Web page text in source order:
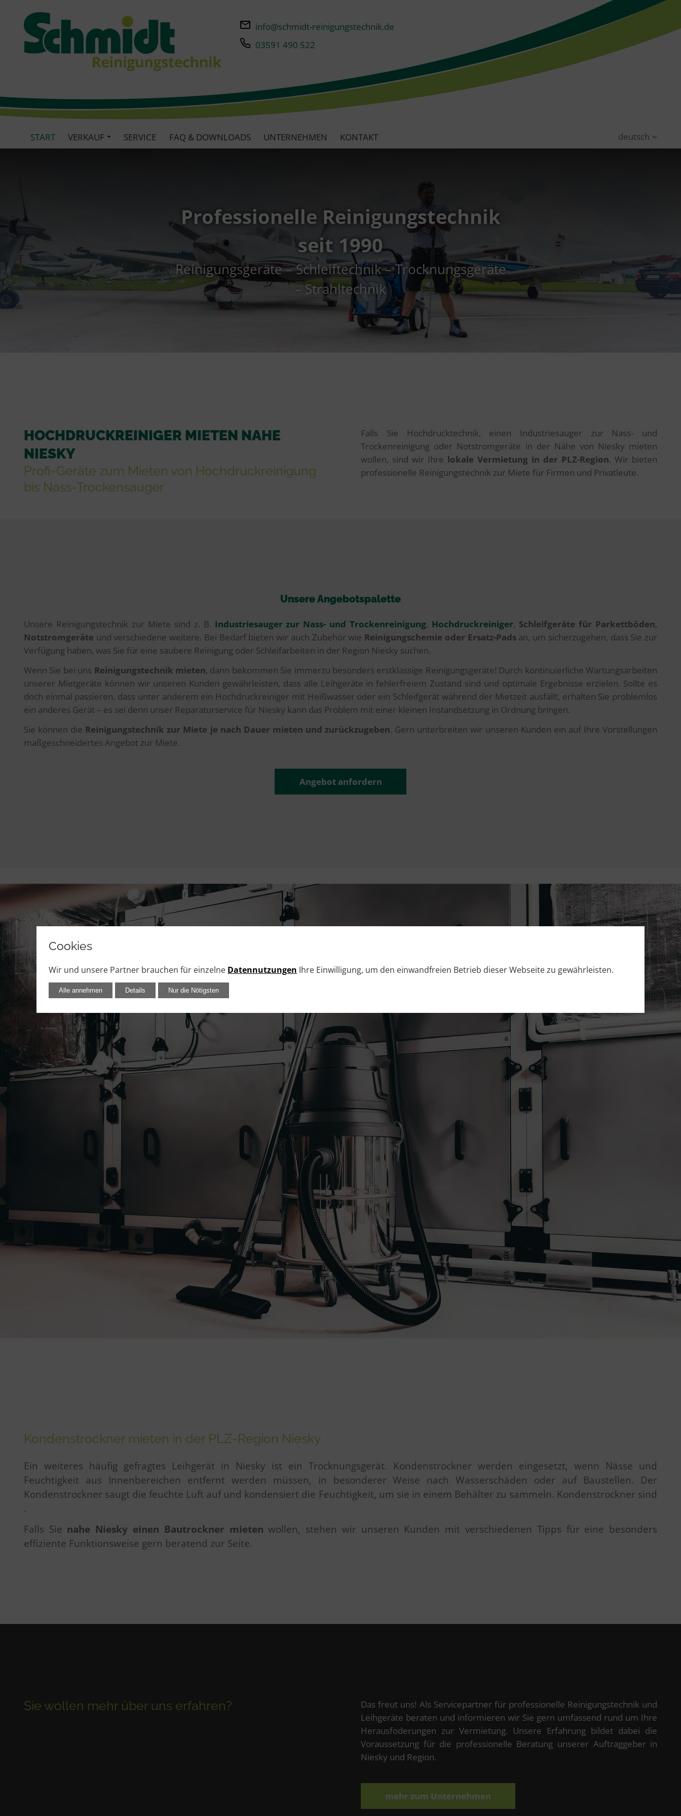
info@schmidt-reinigungstechnik.de
03591 490 522
START VERKAUF SERVICE FAQ & DOWNLOADS UNTERNEHMEN KONTAKT deutsch
Professionelle Reinigungstechnik
seit 1990
Reinigungsgeräte – Schleiftechnik – Trocknungsgeräte
– Strahltechnik
HOCHDRUCKREINIGER MIETEN NAHE
NIESKY
Profi-Geräte zum Mieten von Hochdruckreinigung
bis Nass-Trockensauger
Falls Sie Hochdrucktechnik, einen Industriesauger zur Nass- und
Trockenreinigung oder Notstromgeräte in der Nähe von Niesky mieten
wollen, sind wir Ihre lokale Vermietung in der PLZ-Region. Wir bieten
professionelle Reinigungstechnik zur Miete für Firmen und Privatleute.
Unsere Angebotspalette
Unsere Reinigungstechnik zur Miete sind z. B. Industriesauger zur Nass- und Trockenreinigung, Hochdruckreiniger, Schleifgeräte für Parkettböden,
Notstromgeräte und verschiedene weitere. Bei Bedarf bieten wir auch Zubehör wie Reinigungschemie oder Ersatz-Padsan, um sicherzugehen, dass Sie zur
Verfügung haben, was Sie für eine saubere Reinigung oder Schleifarbeiten in der Region Niesky suchen.
Wenn Sie bei uns Reinigungstechnik mieten, dann bekommen Sie immerzu besonders erstklassige Reinigungsgeräte! Durch kontinuierliche Wartungsarbeiten
unserer Mietgeräte können wir unseren Kunden gewährleisten, dass alle Leihgeräte in fehlerfreiem Zustand sind und optimale Ergebnisse erzielen. Sollte es
doch einmal passieren, dass unter anderem ein Hochdruckreiniger mit Heißwasser oder ein Schleifgerät während der Mietzeit ausfällt, erhalten Sie problemlos
ein anderes Gerät – es sei denn unser Reparaturservice für Niesky kann das Problem mit einer kleinen Instandsetzung in Ordnung bringen.
Sie können die Reinigungstechnik zur Miete je nach Dauer mieten und zurückzugeben. Gern unterbreiten wir unseren Kunden ein auf Ihre Vorstellungen
maßgeschneidertes Angebot zur Miete.
Angebot anfordern
Kondenstrockner mieten in der PLZ-Region Niesky
Ein weiteres häufig gefragtes Leihgerät in Niesky ist ein Trocknungsgerät. Kondenstrockner werden eingesetzt, wenn Nässe und
Feuchtigkeit aus Innenbereichen entfernt werden müssen, in besonderer Weise nach Wasserschäden oder auf Baustellen. Der
Kondenstrockner saugt die feuchte Luft auf und kondensiert die Feuchtigkeit, um sie in einem Behälter zu sammeln. Kondenstrockner sind
.
Falls Sie nahe Niesky einen Bautrockner mietenwollen, stehen wir unseren Kunden mit verschiedenen Tipps für eine besonders
effiziente Funktionsweise gern beratend zur Seite.
Sie wollen mehr über uns erfahren?
Das freut uns! Als Servicepartner für professionelle Reinigungstechnik und
Leihgeräte beraten und informieren wir Sie gern umfassend rund um Ihre
Herausfoderungen zur Vermietung. Unsere Erfahrung bildet dabei die
Voraussetzung für die professionelle Beratung unserer Auftraggeber in
Niesky und Region.
mehr zum Unternehmen
Cookies
Wir und unsere Partner brauchen für einzelne Datennutzungen Ihre Einwilligung, um den einwandfreien Betrieb dieser Webseite zu gewährleisten.
Alle annehmen Details Nur die Nötigsten